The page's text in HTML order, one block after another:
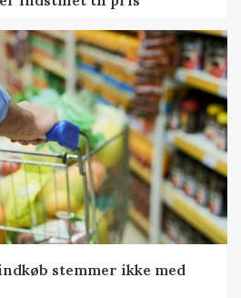
stemmer ikke med